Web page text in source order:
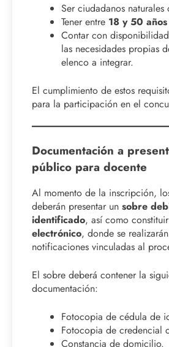
Ser ciudadanos naturales
Tener entre 18 y 50
Contar con
las necesidades propias
elenco a integrar.
El cumplimiento de estos
para la participación en el
Documentación a
público para docente
Al momento de la inscripción,
deberán presentar un sobre
identificado, así como
electrónico, donde se
notificaciones vinculadas al
El sobre deberá contener la
documentación:
Fotocopia de cédula de
Fotocopia de credencial
Constancia de domicilio.